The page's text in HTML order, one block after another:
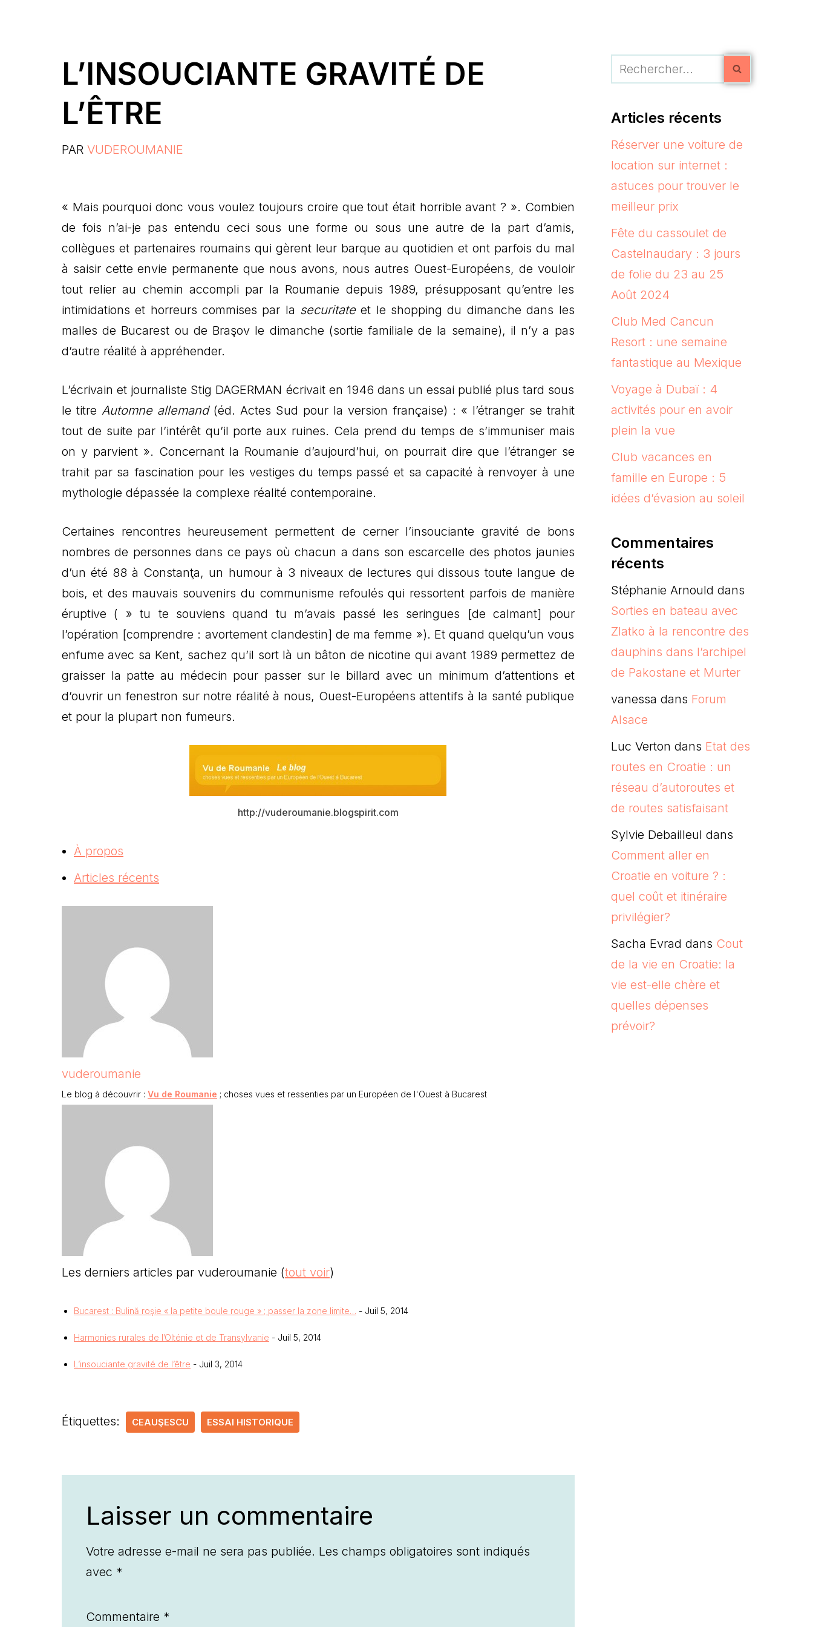
L’INSOUCIANTE GRAVITÉ DE
L’ÊTRE
PAR VUDEROUMANIE
« Mais pourquoi donc vous voulez toujours croire que tout était horrible avant ? ». Combien
de fois n’ai-je pas entendu ceci sous une forme ou sous une autre de la part d’amis,
collègues et partenaires roumains qui gèrent leur barque au quotidien et ont parfois du mal
à saisir cette envie permanente que nous avons, nous autres Ouest-Européens, de vouloir
tout relier au chemin accompli par la Roumanie depuis 1989, présupposant qu’entre les
intimidations et horreurs commises par la securitateet le shopping du dimanche dans les
malles de Bucarest ou de Braşov le dimanche (sortie familiale de la semaine), il n’y a pas
d’autre réalité à appréhender.
L’écrivain et journaliste Stig DAGERMAN écrivait en 1946 dans un essai publié plus tard sous
le titre Automne allemand(éd. Actes Sud pour la version française) : « l’étranger se trahit
tout de suite par l’intérêt qu’il porte aux ruines. Cela prend du temps de s’immuniser mais
on y parvient ». Concernant la Roumanie d’aujourd’hui, on pourrait dire que l’étranger se
trahit par sa fascination pour les vestiges du temps passé et sa capacité à renvoyer à une
mythologie dépassée la complexe réalité contemporaine.
Certaines rencontres heureusement permettent de cerner l’insouciante gravité de bons
nombres de personnes dans ce pays où chacun a dans son escarcelle des photos jaunies
d’un été 88 à Constanţa, un humour à 3 niveaux de lectures qui dissous toute langue de
bois, et des mauvais souvenirs du communisme refoulés qui ressortent parfois de manière
éruptive ( » tu te souviens quand tu m’avais passé les seringues [de calmant] pour
l’opération [comprendre : avortement clandestin] de ma femme »). Et quand quelqu’un vous
enfume avec sa Kent, sachez qu’il sort là un bâton de nicotine qui avant 1989 permettez de
graisser la patte au médecin pour passer sur le billard avec un minimum d’attentions et
d’ouvrir un fenestron sur notre réalité à nous, Ouest-Européens attentifs à la santé publique
et pour la plupart non fumeurs.
http://vuderoumanie.blogspirit.com
À propos
Articles récents
vuderoumanie
Le blog à découvrir : Vu de Roumanie ; choses vues et ressenties par un Européen de l'Ouest à Bucarest
Les derniers articles par vuderoumanie (tout voir)
Bucarest : Bulină roşie « la petite boule rouge » ; passer la zone limite… - Juil 5, 2014
Harmonies rurales de l’Olténie et de Transylvanie - Juil 5, 2014
L’insouciante gravité de l’être - Juil 3, 2014
Étiquettes: CEAUŞESCU ESSAI HISTORIQUE
Laisser un commentaire
Votre adresse e-mail ne sera pas publiée. Les champs obligatoires sont indiqués
avec *
Commentaire *
Articles récents
Réserver une voiture de
location sur internet :
astuces pour trouver le
meilleur prix
Fête du cassoulet de
Castelnaudary : 3 jours
de folie du 23 au 25
Août 2024
Club Med Cancun
Resort : une semaine
fantastique au Mexique
Voyage à Dubaï : 4
activités pour en avoir
plein la vue
Club vacances en
famille en Europe : 5
idées d’évasion au soleil
Commentaires
récents
Stéphanie Arnould dans
Sorties en bateau avec
Zlatko à la rencontre des
dauphins dans l’archipel
de Pakostane et Murter
vanessa dans Forum
Alsace
Luc Verton dans Etat des
routes en Croatie : un
réseau d’autoroutes et
de routes satisfaisant
Sylvie Debailleul dans
Comment aller en
Croatie en voiture ? :
quel coût et itinéraire
privilégier?
Sacha Evrad dans Cout
de la vie en Croatie: la
vie est-elle chère et
quelles dépenses
prévoir?